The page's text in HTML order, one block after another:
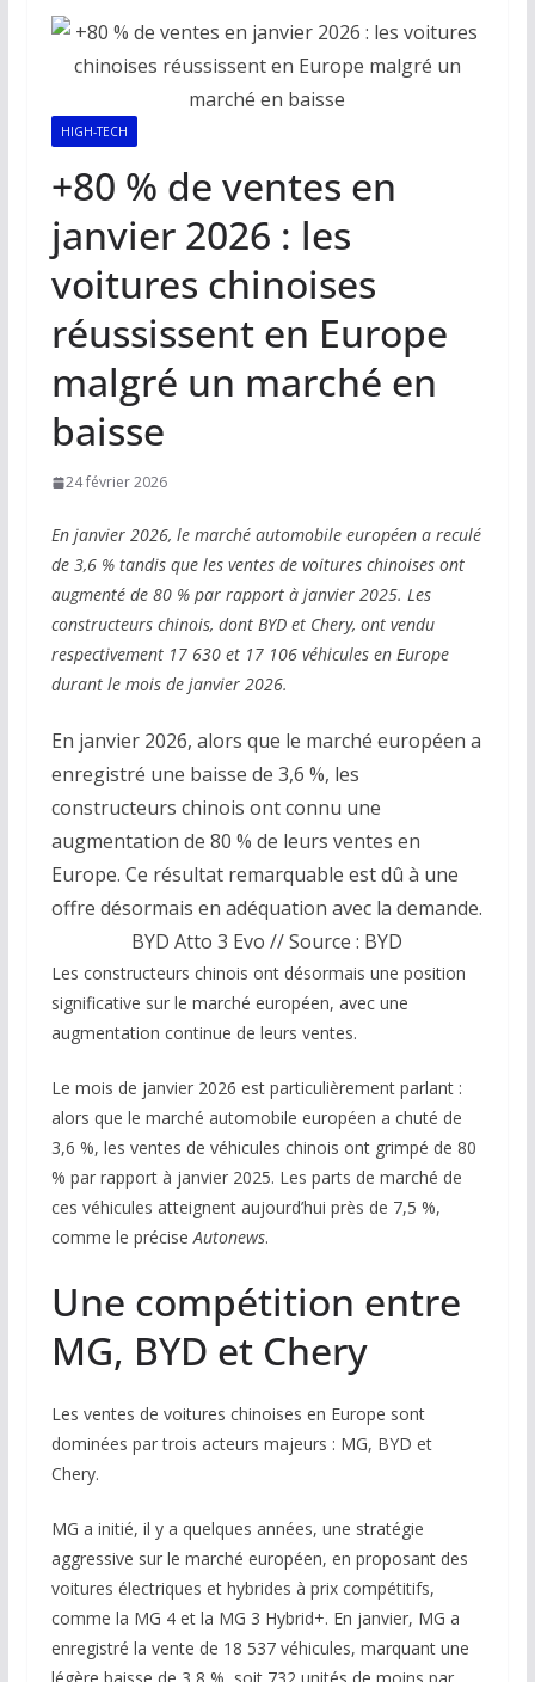
HIGH-TECH
+80 % de ventes en
janvier 2026 : les
voitures chinoises
réussissent en Europe
malgré un marché en
baisse
24 février 2026
En janvier 2026, le marché automobile européen a reculé
de 3,6 % tandis que les ventes de voitures chinoises ont
augmenté de 80 % par rapport à janvier 2025. Les
constructeurs chinois, dont BYD et Chery, ont vendu
respectivement 17 630 et 17 106 véhicules en Europe
durant le mois de janvier 2026.
En janvier 2026, alors que le marché européen a
enregistré une baisse de 3,6 %, les
constructeurs chinois ont connu une
augmentation de 80 % de leurs ventes en
Europe. Ce résultat remarquable est dû à une
offre désormais en adéquation avec la demande.
BYD Atto 3 Evo // Source : BYD
Les constructeurs chinois ont désormais une position
significative sur le marché européen, avec une
augmentation continue de leurs ventes.
Le mois de janvier 2026 est particulièrement parlant :
alors que le marché automobile européen a chuté de
3,6 %, les ventes de véhicules chinois ont grimpé de 80
% par rapport à janvier 2025. Les parts de marché de
ces véhicules atteignent aujourd’hui près de 7,5 %,
comme le préciseAutonews.
Une compétition entre
MG, BYD et Chery
Les ventes de voitures chinoises en Europe sont
dominées par trois acteurs majeurs : MG, BYD et
Chery.
MG a initié, il y a quelques années, une stratégie
aggressive sur le marché européen, en proposant des
voitures électriques et hybrides à prix compétitifs,
comme la MG 4 et la MG 3 Hybrid+. En janvier, MG a
enregistré la vente de 18 537 véhicules, marquant une